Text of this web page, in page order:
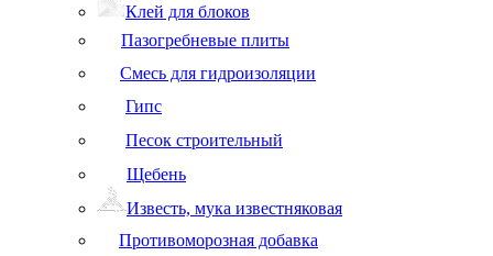
Клей для блоков
Пазогребневые плиты
Смесь для гидроизоляции
Гипс
Песок строительный
Щебень
Известь, мука известняковая
Противоморозная добавка